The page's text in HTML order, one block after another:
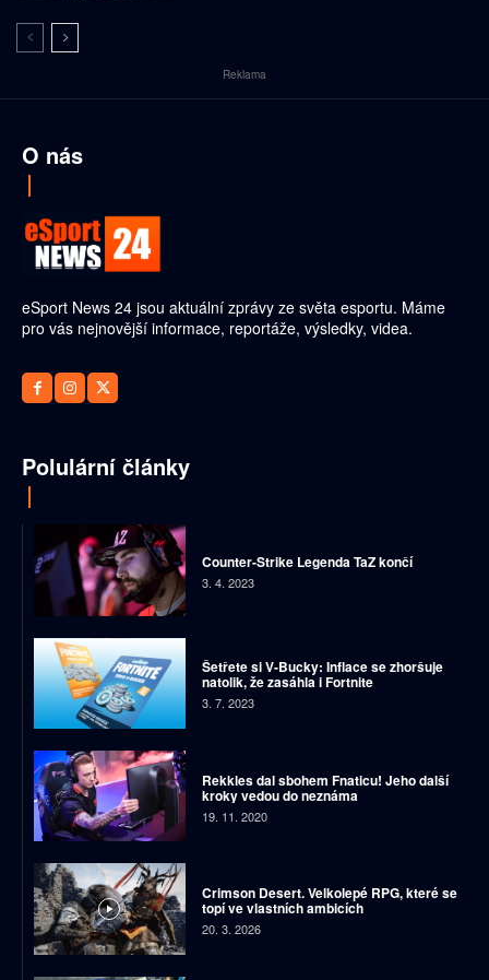
Reklama
O nás
eSport News 24 jsou aktuální zprávy ze světa esportu. Máme
pro vás nejnovější informace, reportáže, výsledky, videa.
Polulární články
Counter-Strike Legenda TaZ končí
3. 4. 2023
Šetřete si V-Bucky: Inflace se zhoršuje
natolik, že zasáhla i Fortnite
3. 7. 2023
Rekkles dal sbohem Fnaticu! Jeho další
kroky vedou do neznáma
19. 11. 2020
Crimson Desert. Velkolepé RPG, které se
topí ve vlastních ambicích
20. 3. 2026